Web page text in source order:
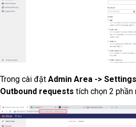
Trong cài đặt Admin Area ->
Outbound requests tích chọn 2 phần